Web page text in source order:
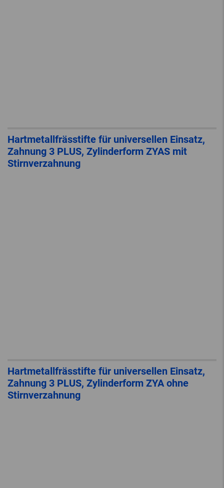
Hartmetallfrässtifte für universellen Einsatz,
Zahnung 3 PLUS, Zylinderform ZYAS mit
Stirnverzahnung
Hartmetallfrässtifte für universellen Einsatz,
Zahnung 3 PLUS, Zylinderform ZYA ohne
Stirnverzahnung